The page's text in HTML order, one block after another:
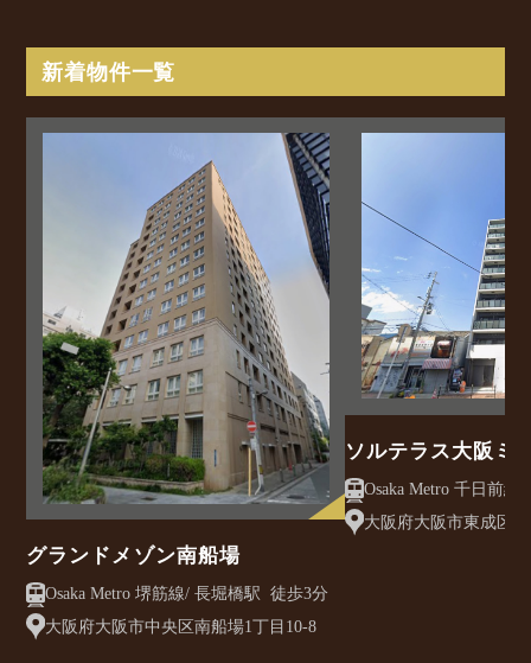
新着物件一覧
グランドメゾン南船場
Osaka Metro 堺筋線/ 長堀橋駅 徒歩3分
大阪府大阪市中央区南船場1丁目10-8
ソルテラス大阪ミ
クレアスト
大阪府大阪市東成区